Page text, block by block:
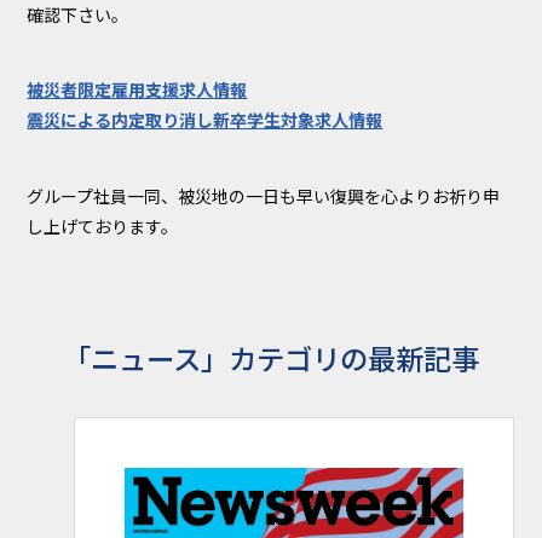
確認下さい。
被災者限定雇用支援求人情報
震災による内定取り消し新卒学生対象求人情報
グループ社員一同、被災地の一日も早い復興を心よりお祈り申
し上げております。
「ニュース」カテゴリの最新記事